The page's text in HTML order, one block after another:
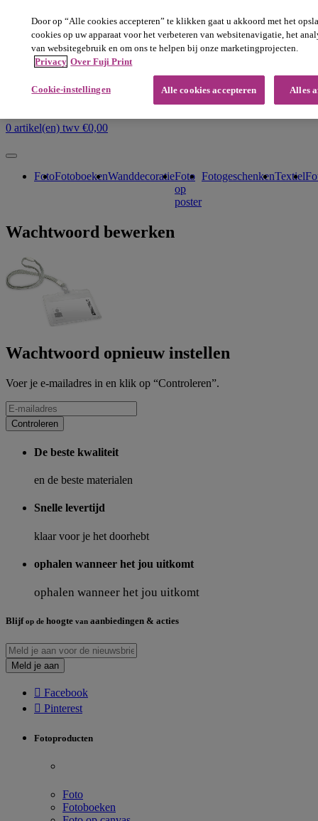
akkoord met het plaatsen van deze cookies. Leeshiermeer .
sluiten
Wij leveren alleen topkwaliteit
Snel & gemakkelijk
Haal je product op wanneer het jou uitkomt
MENU
Download bestelsoftwareInloggen NL
FR
0 artikel(en) twv €0,00
FotoFotoboekenWanddecoratieFoto
op
poster
FotogeschenkenTextiel
Wachtwoord bewerken
Wachtwoord opnieuw instellen
Voer je e-mailadres in en klik op “Controleren”.
Controleren
De beste kwaliteit
en de beste materialen
Snelle levertijd
klaar voor je het doorhebt
ophalen wanneer het jou uitkomt
ophalen wanneer het jou uitkomt
Blijfop de hoogte van aanbiedingen & acties
Meld je aan
 Facebook
 Pinterest
Fotoproducten
Foto
Fotoboeken
Door op “Alle cookies accepteren” te klikken gaat u akkoord met het
cookies op uw apparaat voor het verbeteren van websitenavigatie, het
van websitegebruik en om ons te helpen bij onze marketingprojecten.
Privacy Over Fuji Print
Cookie-instellingen Alles
Alle cookies accepteren